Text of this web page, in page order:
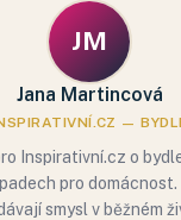
JM
Jana Martincová
—
Inspirativní.cz o
pro
smysl v běžném